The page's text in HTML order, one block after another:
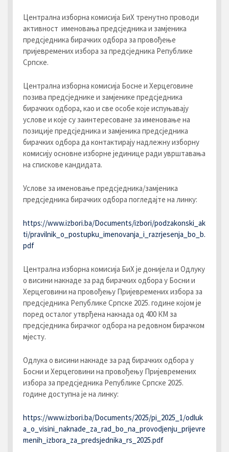
Централна изборна комисија БиХ тренутно проводи
активност именовања предсједника и замјеника
предсједника бирачких одбора за провођење
пријевремених избора за предсједника Републике
Српске.
Централна изборна комисија Босне и Херцеговине
позива предсједнике и замјенике предсједника
бирачких одбора, као и све особе које испуњавају
услове и које су заинтересоване за именовање на
позиције предсједника и замјеника предсједника
бирачких одбора да контактирају надлежну изборну
комисију основне изборне јединице ради уврштавања
на спискове кандидата.
Услове за именовање предсједника/замјеника
предсједника бирачких одбора погледајте на линку:
https://www.izbori.ba/Documents/izbori/podzakonski_ak
ti/pravilnik_o_postupku_imenovanja_i_razrjesenja_bo_b.
pdf
Централна изборна комисија БиХ је донијела и Одлуку
о висини накнаде за рад бирачких одбора у Босни и
Херцеговини на провођењу Пријевремених избора за
предсједника Републике Српске 2025. године којом је
поред осталог утврђена накнада од 400 КМ за
предсједника бирачког одбора на редовном бирачком
мјесту.
Одлука о висини накнаде за рад бирачких одбора у
Босни и Херцеговини на провођењу Пријевремених
избора за предсједника Републике Српске 2025.
године доступна је на линку:
https://www.izbori.ba/Documents/2025/pi_2025_1/odluk
a_o_visini_naknade_za_rad_bo_na_provodjenju_prijevre
menih_izbora_za_predsjednika_rs_2025.pdf